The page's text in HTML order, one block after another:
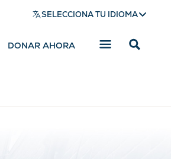
SELECCIONA TU IDIOMA
DONAR AHORA
Mostrar